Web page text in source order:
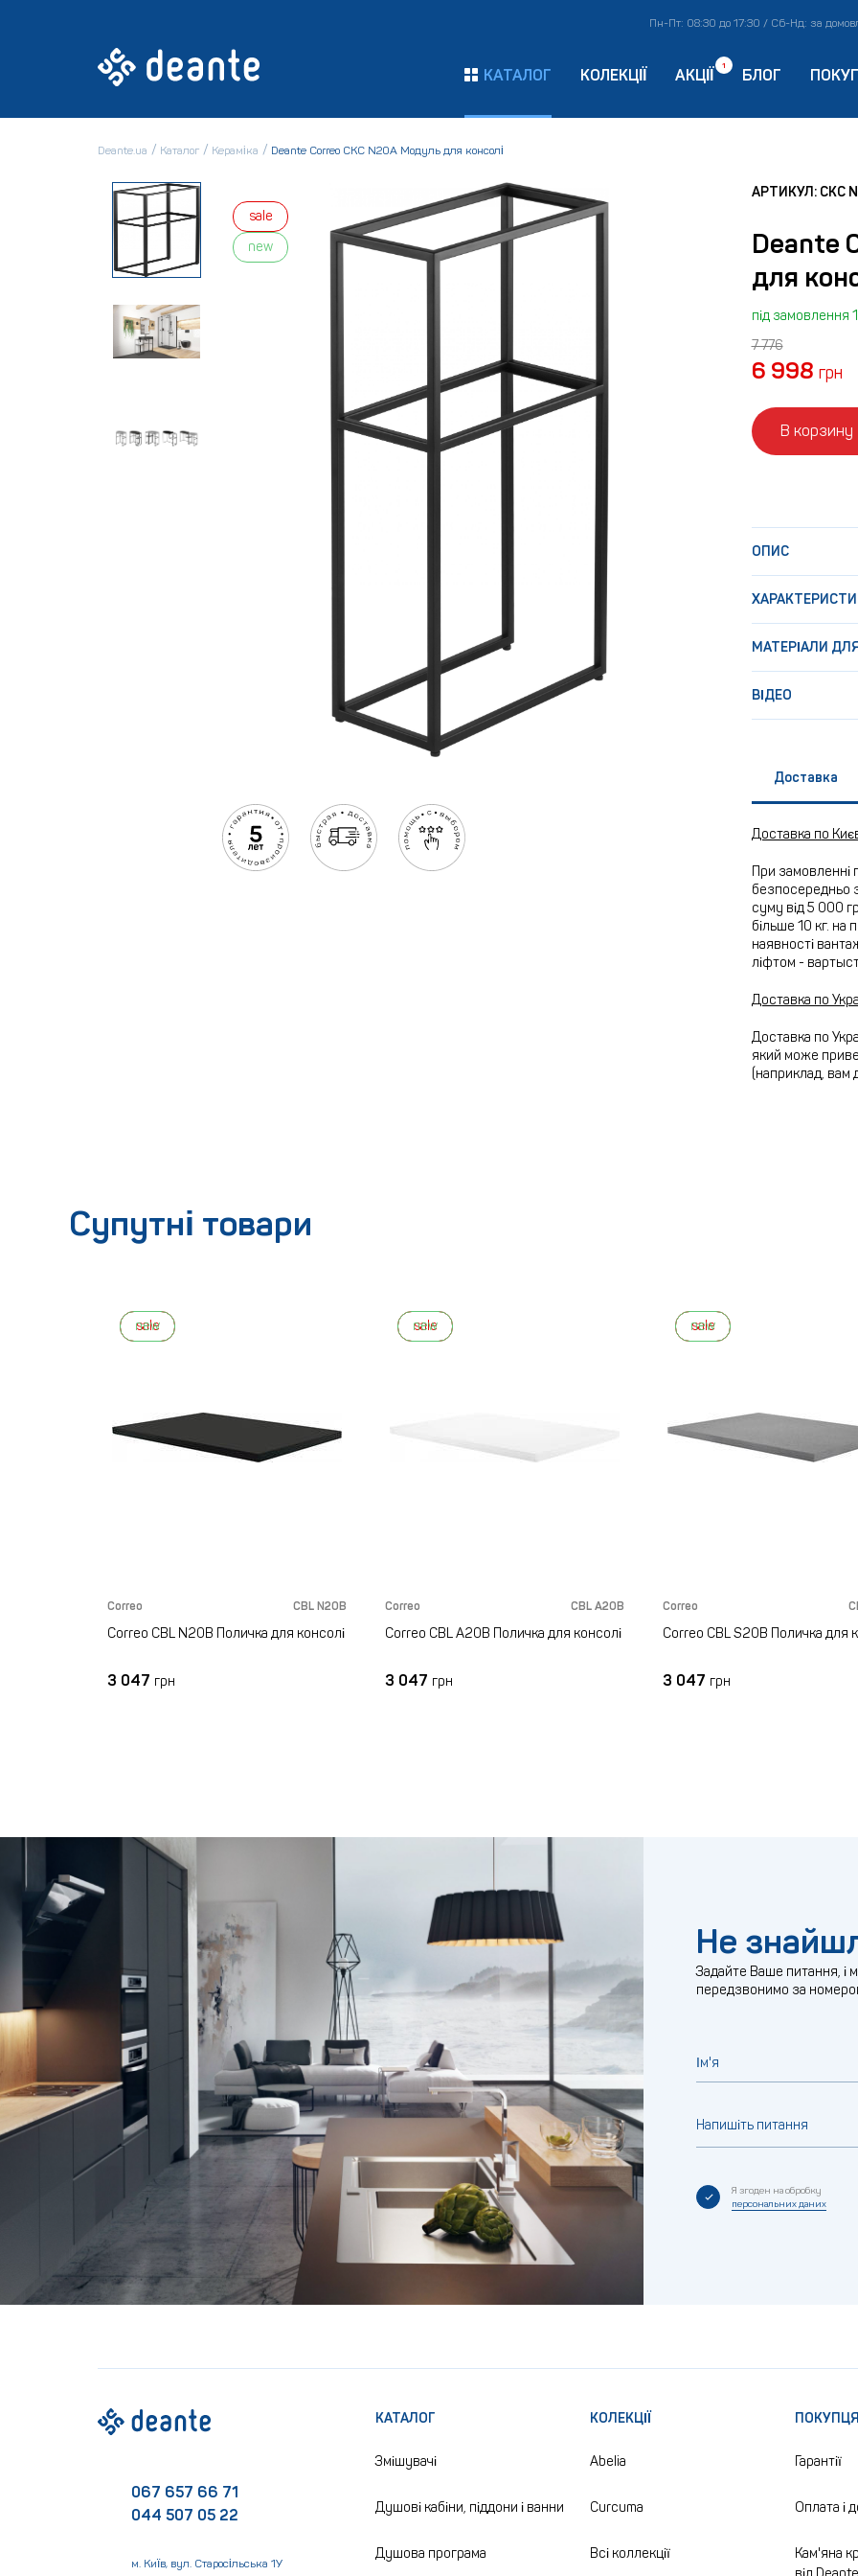
Пн-Пт: 08:30 до 17:30 / Сб-Нд: за
КАТАЛОГ КОЛЕКЦІЇ АКЦІЇ
1
БЛОГ
Deante.ua Каталог Кераміка Deante Correo CKC N20A Модуль для консолі
sale
new
АРТИКУЛ: CKC
Deante
для
під замовлення
7 776
6 998 грн
В корзину
ОПИС
МАТЕРІАЛИ
ВІДЕО
Доставка
Доставка по
При замовленні
безпосередньо
суму від 5 000
більше 10 кг. на
наявності
ліфтом -
Доставка по
Доставка по
який може
(наприклад, вам
Супутні товари
sale
new
Correo CBL N20B
Correo CBL N20B Поличка для консолі
3 047 грн
sale
new
Correo CBL A20B
Correo CBL A20B Поличка для консолі
3 047 грн
sale
new
Correo
Correo CBL S20B Поличка для
3 047 грн
Не
Задайте Ваше питання, і
передзвонимо за
Ім'я
Напишіть питання
Я згоден на обробку
персональних даних
КАТАЛОГ
Змішувачі
Душові кабіни, піддони і ванни
Душова програма
КОЛЕКЦІЇ
Abelia
Curcuma
Всі коллекції
Гарантії
Оплата і
Кам'яна
067 657 66 71
044 507 05 22
м. Київ, вул. Старосільська 1У